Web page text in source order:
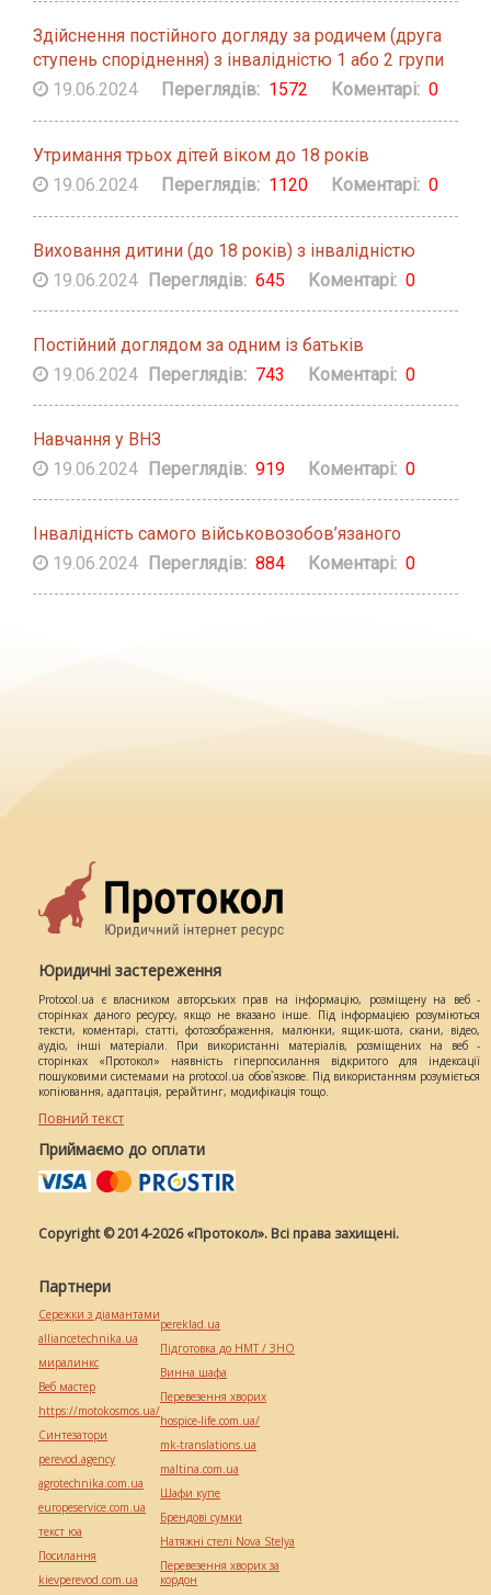
Здійснення постійного догляду за родичем (друга
ступень споріднення) з інвалідністю 1 або 2 групи
19.06.2024
Переглядів: 1572 Коментарі: 0
Утримання трьох дітей віком до 18 років
19.06.2024
Переглядів: 1120 Коментарі: 0
Виховання дитини (до 18 років) з інвалідністю
19.06.2024 Переглядів: 645 Коментарі: 0
Постійний доглядом за одним із батьків
19.06.2024 Переглядів: 743 Коментарі: 0
Навчання у ВНЗ
19.06.2024 Переглядів: 919 Коментарі: 0
Інвалідність самого військовозобов’язаного
19.06.2024 Переглядів: 884 Коментарі: 0
Юридичні застереження
Protocol.ua є власником авторських прав на інформацію, розміщену на веб -
сторінках даного ресурсу, якщо не вказано інше. Під інформацією розуміються
тексти, коментарі, статті, фотозображення, малюнки, ящик-шота, скани, відео,
аудіо, інші матеріали. При використанні матеріалів, розміщених на веб -
сторінках «Протокол» наявність гіперпосилання відкритого для індексації
пошуковими системами на protocol.ua обов`язкове. Під використанням розуміється
копіювання, адаптація, рерайтинг, модифікація тощо.
Повний текст
Приймаємо до оплати
Copyright © 2014-2026 «Протокол». Всі права захищені.
Партнери
Сережки з діамантами
alliancetechnika.ua
миралинкс
Веб мастер
https://motokosmos.ua/
Синтезатори
perevod.agency
agrotechnika.com.ua
europeservice.com.ua
текст юа
Посилання
kievperevod.com.ua
pereklad.ua
Підготовка до НМТ / ЗНО
Винна шафа
Перевезення хворих
hospice-life.com.ua/
mk-translations.ua
maltina.com.ua
Шафи купе
Брендові сумки
Натяжні стелі Nova Stelya
Перевезення хворих за
кордон